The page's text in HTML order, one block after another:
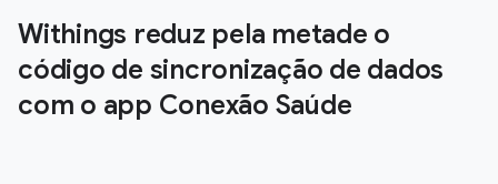
Withings reduz pela metade o
código de sincronização de dados
com o app Conexão Saúde